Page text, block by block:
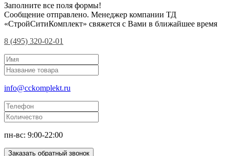
Заполните все поля формы!
Сообщение отправлено. Менеджер компании ТД
«СтройСитиКомплект» свяжется с Вами в ближайшее время
8 (495) 320-02-01
info@cckomplekt.ru
пн-вс: 9:00-22:00
Заказать обратный звонок